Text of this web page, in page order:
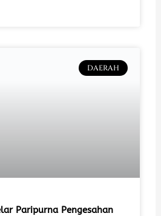
DAERAH
Paripurna Pengesahan